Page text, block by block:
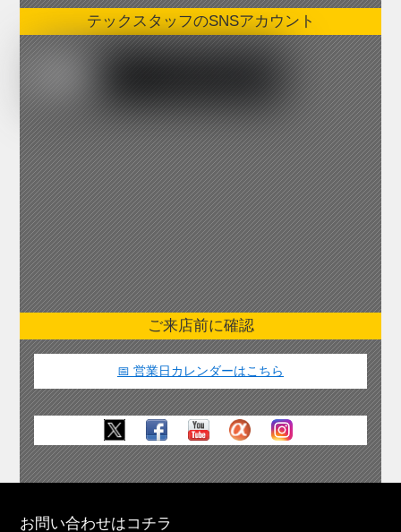
テックスタッフのSNSアカウント
ご来店前に確認
📅 営業日カレンダーはこちら
お問い合わせはコチラ